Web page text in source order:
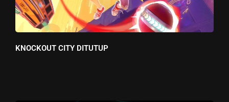
KNOCKOUT CITY DITUTUP